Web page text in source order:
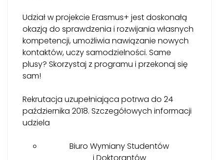
Udział w projekcie Erasmus+ jest doskonałą
okazją do sprawdzenia i rozwijania własnych
kompetencji, umożliwia nawiązanie nowych
kontaktów, uczy samodzielności. Same
plusy? Skorzystaj z programu i przekonaj się
sam!
Rekrutacja uzupełniająca potrwa do 24
października 2018. Szczegółowych informacji
udziela
Biuro Wymiany Studentów